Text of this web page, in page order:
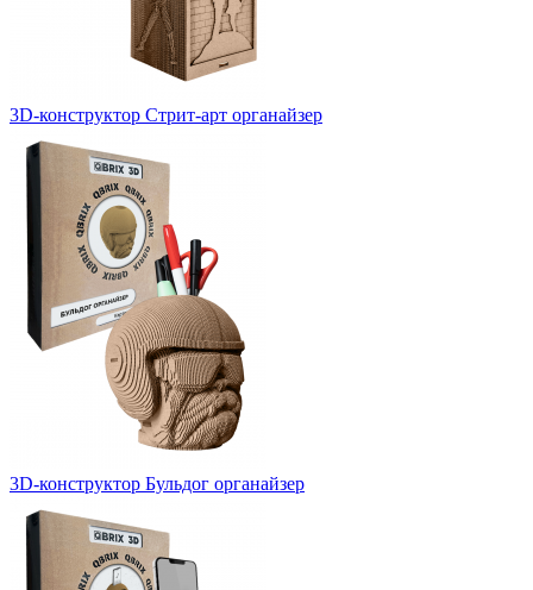
3D-конструктор Стрит-арт органайзер
3D-конструктор Бульдог органайзер